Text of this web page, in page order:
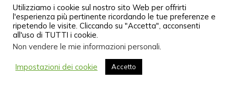
obbligatori sono contrassegnati*
Commento *
Utilizziamo i cookie sul nostro sito Web per offrirti
l'esperienza più pertinente ricordando le tue preferenze e
ripetendo le visite. Cliccando su "Accetta", acconsenti
all'uso di TUTTI i cookie.
Non vendere le mie informazioni personali.
Impostazioni dei cookie Accetto